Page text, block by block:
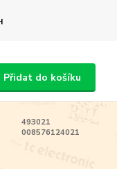
Přidat do košíku
493021
008576124021